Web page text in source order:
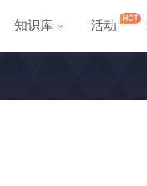
知识库 活动 HOT